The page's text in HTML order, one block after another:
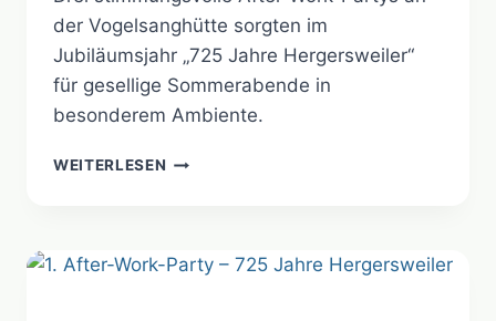
der Vogelsanghütte sorgten im
Jubiläumsjahr „725 Jahre Hergersweiler“
für gesellige Sommerabende in
besonderem Ambiente.
WEITERLESEN AFTER-